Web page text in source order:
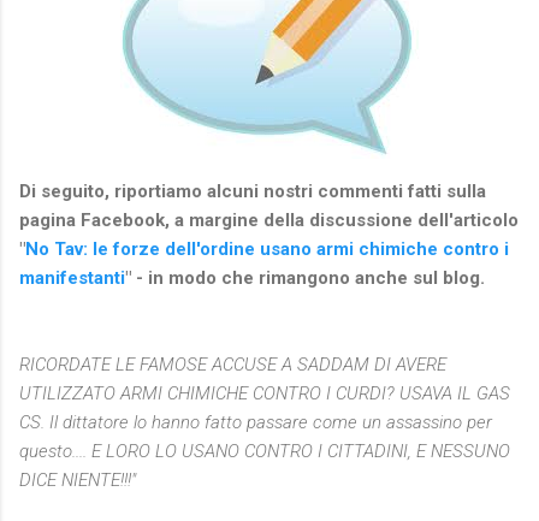
Di seguito, riportiamo alcuni nostri commenti fatti sulla
pagina Facebook, a margine della discussione dell'articolo
"No Tav: le forze dell'ordine usano armi chimiche contro i
manifestanti" - in modo che rimangono anche sul blog.
RICORDATE LE FAMOSE ACCUSE A SADDAM DI AVERE
UTILIZZATO ARMI CHIMICHE CONTRO I CURDI? USAVA IL GAS
CS. Il dittatore lo hanno fatto passare come un assassino per
questo.... E LORO LO USANO CONTRO I CITTADINI, E NESSUNO
DICE NIENTE!!!"